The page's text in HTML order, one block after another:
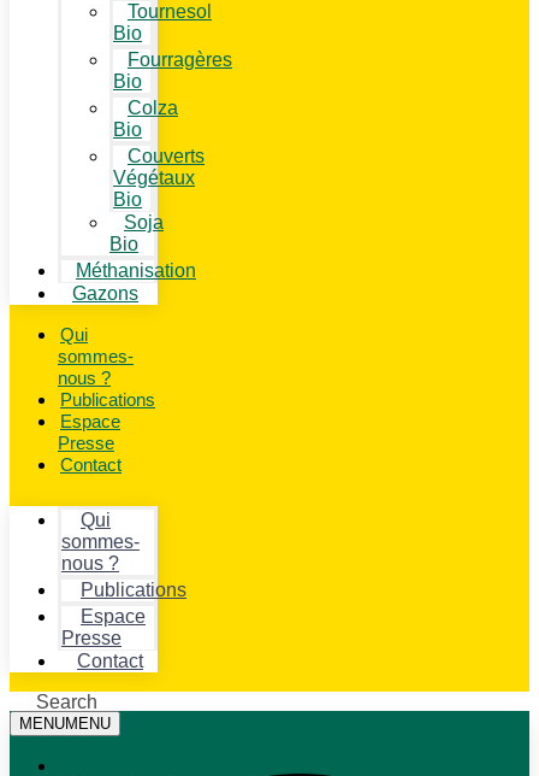
Tournesol
Bio
Fourragères
Bio
Colza
Bio
Couverts
Végétaux
Bio
Soja
Bio
Méthanisation
Gazons
Qui
sommes-
nous ?
Publications
Espace
Presse
Contact
Qui
sommes-
nous ?
Publications
Espace
Presse
Contact
Search
MENUMENU